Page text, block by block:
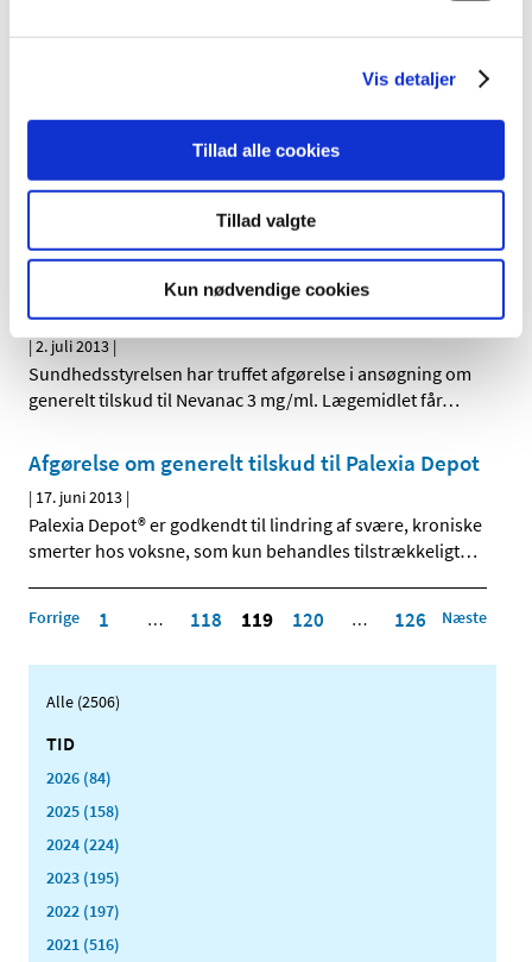
Vis detaljer
Tillad alle cookies
Tillad valgte
Kun nødvendige cookies
Voluntary Harmonisation Procedure (VHP),
Voluntary Harmonisation Procedure (frivillig
harmoniseret procedure) er en procedure, hvor det er
Afgørelse om generelt tilskud til Nevanac 3
mg/ml
| 2. juli 2013 |
Sundhedsstyrelsen har truffet afgørelse i ansøgning om
generelt tilskud til Nevanac 3 mg/ml. Lægemidlet får…
Afgørelse om generelt tilskud til Palexia Depot
| 17. juni 2013 |
Palexia Depot® er godkendt til lindring af svære, kroniske
smerter hos voksne, som kun behandles tilstrækkeligt…
Forrige 1 … 118 119 120 … 126 Næste
Alle (2506)
TID
2026 (84)
2025 (158)
2024 (224)
2023 (195)
2022 (197)
2021 (516)